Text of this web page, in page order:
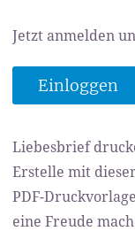
Jetzt anmelden
Einloggen
Liebesbrief
Erstelle mit
PDF-
eine Freude